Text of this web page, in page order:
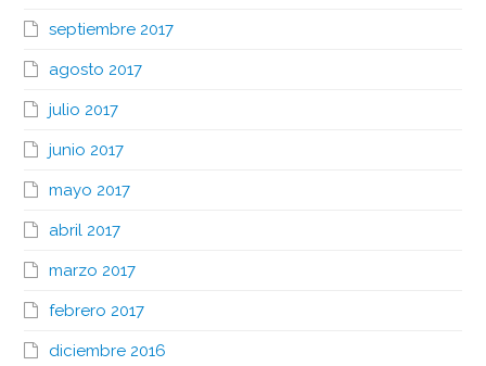
septiembre 2017
agosto 2017
julio 2017
junio 2017
mayo 2017
abril 2017
marzo 2017
febrero 2017
diciembre 2016